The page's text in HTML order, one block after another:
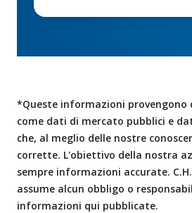
*Queste informazioni provengono
come dati di mercato pubblici e
che, al meglio delle nostre
corrette. L'obiettivo della nostra
sempre informazioni accurate.
assume alcun obbligo o
informazioni qui pubblicate.